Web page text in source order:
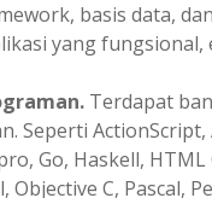
basis data,
yang
Terdapat
ActionScript,
Go, Haskell, HTML
C, Pascal,